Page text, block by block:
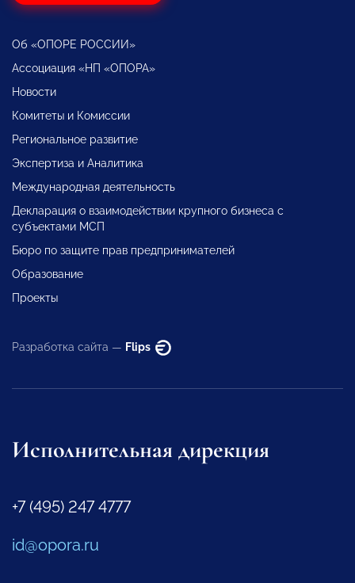
Об «ОПОРЕ РОССИИ»
Ассоциация «НП «ОПОРА»
Новости
Комитеты и Комиссии
Региональное развитие
Экспертиза и Аналитика
Международная деятельность
Декларация о взаимодействии крупного бизнеса с
субъектами МСП
Бюро по защите прав предпринимателей
Образование
Проекты
Разработка сайта — Flips
Исполнительная дирекция
+7 (495) 247 4777
id@opora.ru